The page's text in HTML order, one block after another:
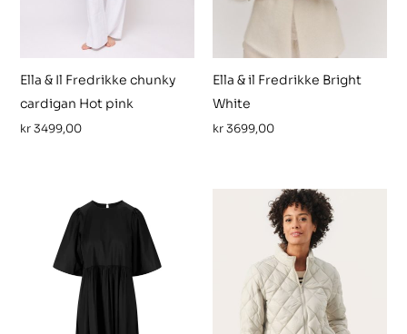
Ella & Il Fredrikke chunky
cardigan Hot pink
kr3499,00
Ella & il Fredrikke Bright
White
kr3699,00